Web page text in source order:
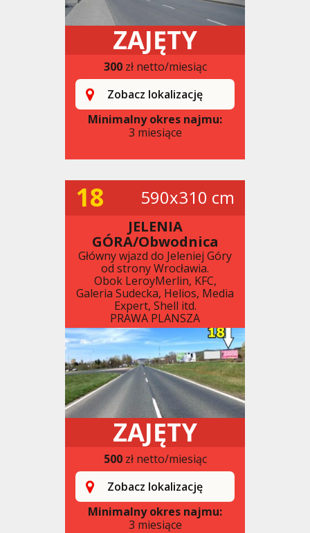
ZAJĘTY
300zł netto/miesiąc
Zobacz lokalizację
Minimalny okres najmu:
3 miesiące
18 590x310 cm
JELENIA
GÓRA/Obwodnica
Główny wjazd do Jeleniej Góry
od strony Wrocławia.
Obok LeroyMerlin, KFC,
Galeria Sudecka, Helios, Media
Expert, Shell itd.
PRAWA PLANSZA
ZAJĘTY
500zł netto/miesiąc
Zobacz lokalizację
Minimalny okres najmu:
3 miesiące